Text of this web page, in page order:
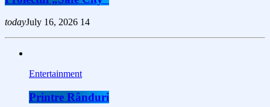
todayJuly 16, 2026 14
Entertainment
Printre Rânduri